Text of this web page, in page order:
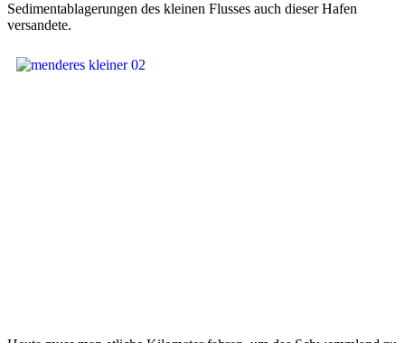
Sedimentablagerungen des kleinen Flusses auch dieser Hafen
versandete.